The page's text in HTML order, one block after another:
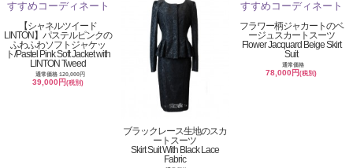
【シャネルツイード
LINTON】パステルピンクの
ふわふわソフトジャケッ
ト/Pastel Pink Soft Jacket with
LINTON Tweed
通常価格 120,000円
39,000円(税別)
ブラックレース生地のスカ
ートスーツ
Skirt Suit With Black Lace
Fabric
フラワー柄ジャカートのベ
ージュスカートスーツ
Flower Jacquard Beige Skirt
Suit
通常価格
78,000円(税別)